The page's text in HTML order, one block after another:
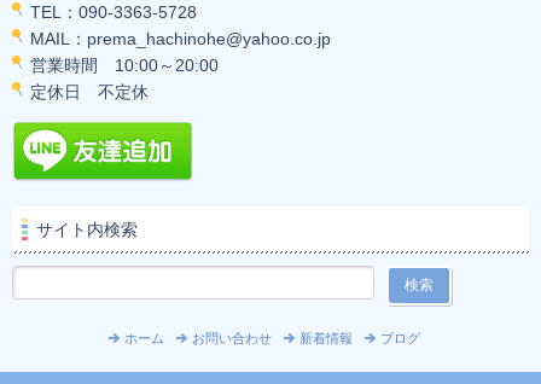
TEL：090-3363-5728
MAIL：prema_hachinohe@yahoo.co.jp
営業時間 10:00～20:00
定休日 不定休
サイト内検索
ホーム お問い合わせ 新着情報 ブログ